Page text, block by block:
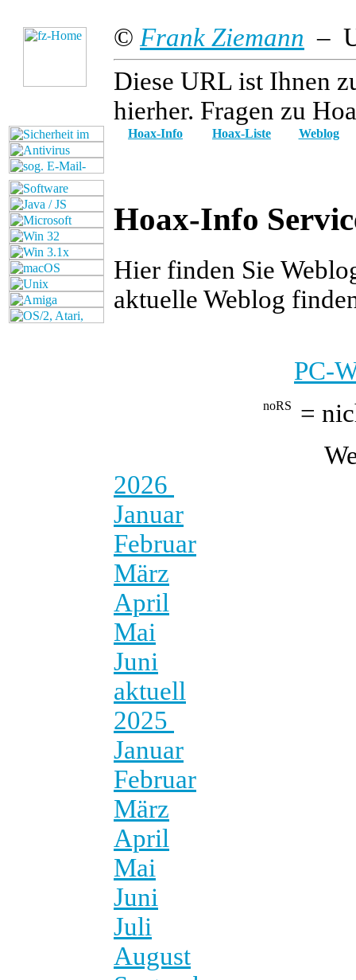
© Frank Ziemann –
Diese URL ist Ihnen
hierher. Fragen zu
Hoax-Info Hoax-Liste Weblog
Hoax-Info
Hier finden Sie
aktuelle Weblog
PC-
=
2026
Januar
Februar
März
April
Mai
Juni
aktuell
2025
Januar
Februar
März
April
Mai
Juni
Juli
August